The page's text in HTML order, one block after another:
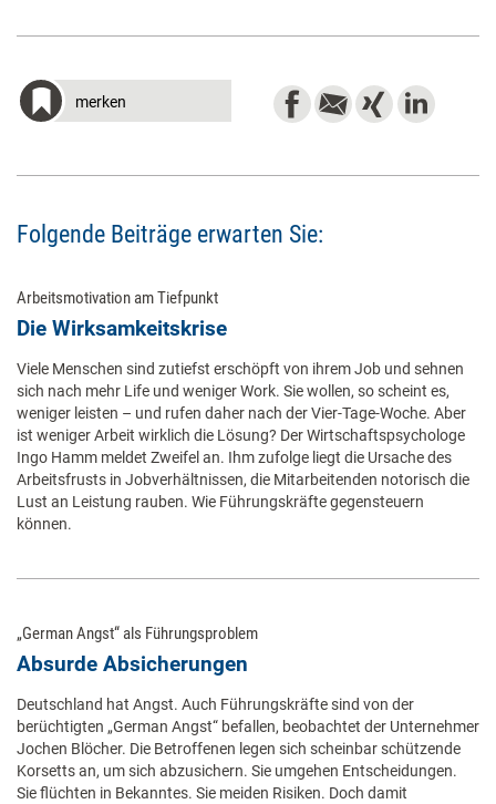
merken
Folgende Beiträge erwarten Sie:
Arbeitsmotivation am Tiefpunkt
Die Wirksamkeitskrise
Viele Menschen sind zutiefst erschöpft von ihrem Job und sehnen
sich nach mehr Life und weniger Work. Sie wollen, so scheint es,
weniger leisten – und rufen daher nach der Vier-Tage-Woche. Aber
ist weniger Arbeit wirklich die Lösung? Der Wirtschaftspsychologe
Ingo Hamm meldet Zweifel an. Ihm zufolge liegt die Ursache des
Arbeitsfrusts in Jobverhältnissen, die Mitarbeitenden notorisch die
Lust an Leistung rauben. Wie Führungskräfte gegensteuern
können.
„German Angst“ als Führungsproblem
Absurde Absicherungen
Deutschland hat Angst. Auch Führungskräfte sind von der
berüchtigten „German Angst“ befallen, beobachtet der Unternehmer
Jochen Blöcher. Die Betroffenen legen sich scheinbar schützende
Korsetts an, um sich abzusichern. Sie umgehen Entscheidungen.
Sie flüchten in Bekanntes. Sie meiden Risiken. Doch damit